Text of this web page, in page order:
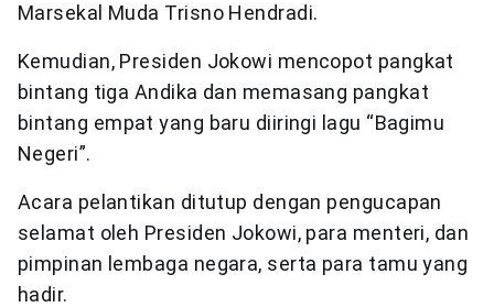
Marsekal Muda Trisno Hendradi.
Kemudian, Presiden Jokowi mencopot pangkat
bintang tiga Andika dan memasang pangkat
bintang empat yang baru diiringi lagu “Bagimu
Negeri”.
Acara pelantikan ditutup dengan pengucapan
selamat oleh Presiden Jokowi, para menteri, dan
pimpinan lembaga negara, serta para tamu yang
hadir.